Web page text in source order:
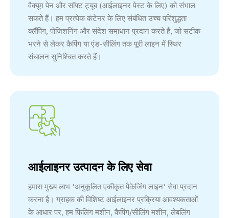
वैक्यूम पेन और सॉफ्ट ट्यूब (आईलाइनर पेस्ट के लिए) को संभाल
सकते हैं। हम प्रत्येक कंटेनर के लिए संबंधित उच्च परिशुद्धता
क्लैंपिंग, पोजिशनिंग और संदेश समाधान प्रदान करते हैं, जो सटीक
भरने से लेकर कैपिंग या एंड-सीलिंग तक पूरी लाइन में स्थिर
संचालन सुनिश्चित करते हैं।
आईलाइनर उत्पादन के लिए सेवा
हमारा मुख्य लाभ 'अनुकूलित एकीकृत पैकेजिंग लाइन' सेवा प्रदान
करना है। ग्राहक की विशिष्ट आईलाइनर प्रक्रिया आवश्यकताओं
के आधार पर, हम फिलिंग मशीन, कैपिंग/सीलिंग मशीन, लेबलिंग